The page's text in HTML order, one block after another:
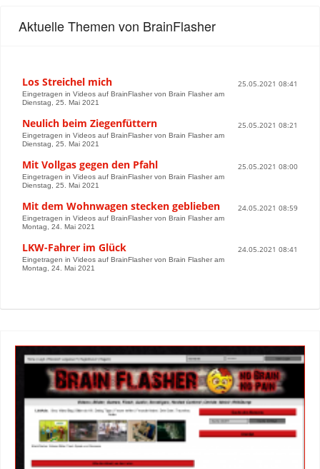
Aktuelle Themen von BrainFlasher
Los Streichel mich 25.05.2021 08:41
Eingetragen in Videos auf BrainFlasher von Brain Flasher am
Dienstag, 25. Mai 2021
Neulich beim Ziegenfüttern 25.05.2021 08:21
Eingetragen in Videos auf BrainFlasher von Brain Flasher am
Dienstag, 25. Mai 2021
Mit Vollgas gegen den Pfahl 25.05.2021 08:00
Eingetragen in Videos auf BrainFlasher von Brain Flasher am
Dienstag, 25. Mai 2021
Mit dem Wohnwagen stecken geblieben 24.05.2021 08:59
Eingetragen in Videos auf BrainFlasher von Brain Flasher am
Montag, 24. Mai 2021
LKW-Fahrer im Glück 24.05.2021 08:41
Eingetragen in Videos auf BrainFlasher von Brain Flasher am
Montag, 24. Mai 2021